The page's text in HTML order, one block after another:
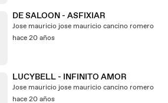
DE SALOON - ASFIXIAR
Jose mauricio jose mauricio cancino romero
hace 20 años
LUCYBELL - INFINITO AMOR
Jose mauricio jose mauricio cancino romero
hace 20 años